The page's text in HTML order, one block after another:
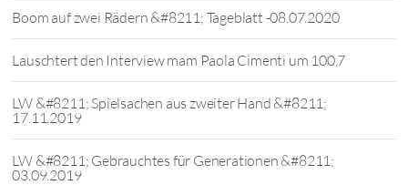
Boom auf zwei Rädern &#8211; Tageblatt -08.07.2020
Lauschtert den Interview mam Paola Cimenti um 100,7
LW &#8211; Spielsachen aus zweiter Hand &#8211;
17.11.2019
LW &#8211; Gebrauchtes für Generationen &#8211;
03.09.2019